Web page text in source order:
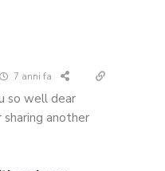
7 anni fa
so well dear
sharing another